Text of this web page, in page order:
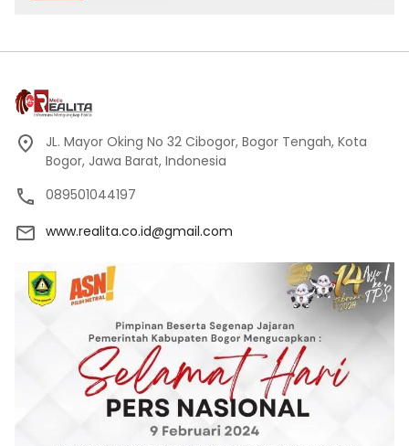
JL. Mayor Oking No 32 Cibogor, Bogor Tengah, Kota
Bogor, Jawa Barat, Indonesia
089501044197
www.realita.co.id@gmail.com